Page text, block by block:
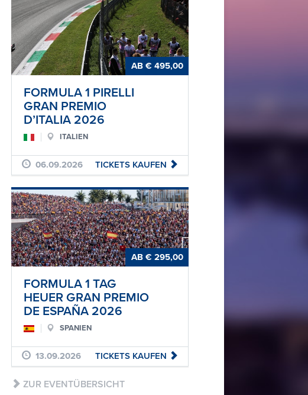
AB € 495,00
FORMULA 1 PIRELLI
GRAN PREMIO
D’ITALIA 2026
ITALIEN
06.09.2026 TICKETSKAUFEN
AB € 295,00
FORMULA 1 TAG
HEUER GRAN PREMIO
DE ESPAÑA 2026
SPANIEN
13.09.2026 TICKETSKAUFEN
ZUR EVENTÜBERSICHT